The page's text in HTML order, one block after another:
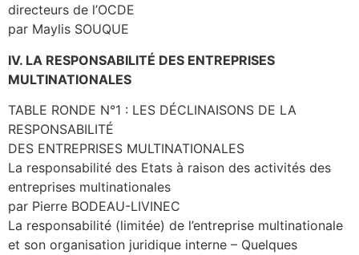
directeurs de l’OCDE
par Maylis SOUQUE
IV. LA RESPONSABILITÉ DES ENTREPRISES
MULTINATIONALES
TABLE RONDE N°1 : LES DÉCLINAISONS DE LA
RESPONSABILITÉ
DES ENTREPRISES MULTINATIONALES
La responsabilité des Etats à raison des activités des
entreprises multinationales
par Pierre BODEAU-LIVINEC
La responsabilité (limitée) de l’entreprise multinationale
et son organisation juridique interne – Quelques